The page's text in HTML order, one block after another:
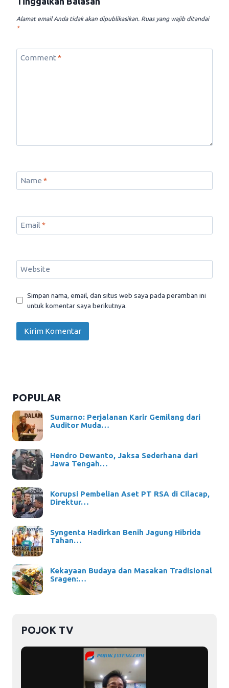
Alamat email Anda tidak akan dipublikasikan. Ruas yang wajib ditandai
*
Comment *
Name *
Email *
Website
Simpan nama, email, dan situs web saya pada peramban ini
untuk komentar saya berikutnya.
POPULAR
Sumarno: Perjalanan Karir Gemilang dari
Auditor Muda…
Hendro Dewanto, Jaksa Sederhana dari
Jawa Tengah…
Korupsi Pembelian Aset PT RSA di Cilacap,
Direktur…
Syngenta Hadirkan Benih Jagung Hibrida
Tahan…
Kekayaan Budaya dan Masakan Tradisional
Sragen:…
POJOK TV